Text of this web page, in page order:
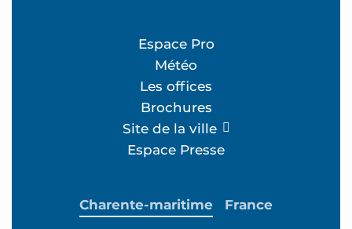
Espace Pro
Météo
Les offices
Brochures
Site de la ville
Espace Presse
Charente-maritime France